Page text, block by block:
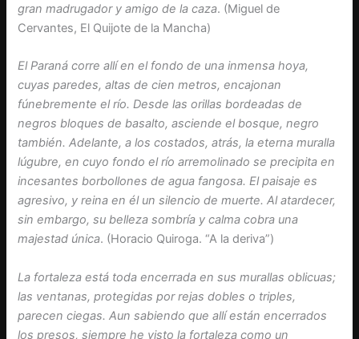
gran madrugador y amigo de la caza. (Miguel de
Cervantes, El Quijote de la Mancha)
El Paraná corre allí en el fondo de una inmensa hoya,
cuyas paredes, altas de cien metros, encajonan
fúnebremente el río. Desde las orillas bordeadas de
negros bloques de basalto, asciende el bosque, negro
también. Adelante, a los costados, atrás, la eterna muralla
lúgubre, en cuyo fondo el río arremolinado se precipita en
incesantes borbollones de agua fangosa. El paisaje es
agresivo, y reina en él un silencio de muerte. Al atardecer,
sin embargo, su belleza sombría y calma cobra una
majestad única. (Horacio Quiroga. “A la deriva”)
La fortaleza está toda encerrada en sus murallas oblicuas;
las ventanas, protegidas por rejas dobles o triples,
parecen ciegas. Aun sabiendo que allí están encerrados
los presos, siempre he visto la fortaleza como un